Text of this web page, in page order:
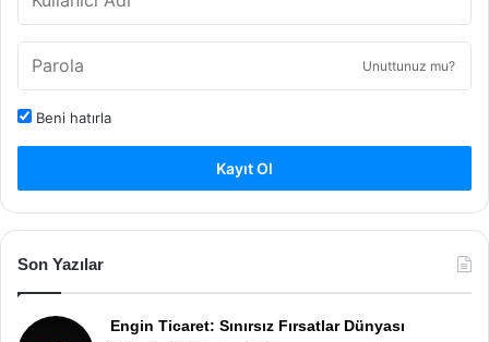
Unuttunuz mu?
Beni hatırla
Kayıt Ol
Son Yazılar
Engin Ticaret: Sınırsız Fırsatlar Dünyası